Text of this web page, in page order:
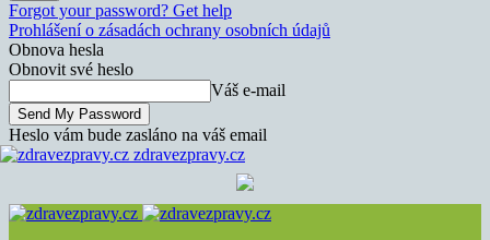
Forgot your password? Get help
Prohlášení o zásadách ochrany osobních údajů
Obnova hesla
Obnovit své heslo
Váš e-mail
Heslo vám bude zasláno na váš email
zdravezpravy.cz